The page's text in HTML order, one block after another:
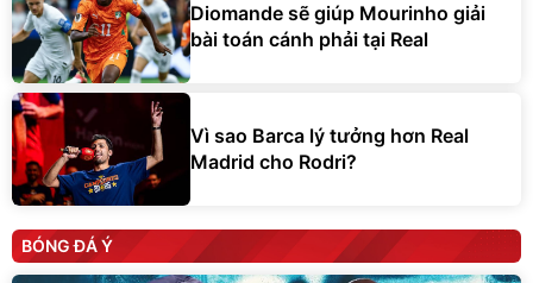
Diomande sẽ giúp Mourinho giải
bài toán cánh phải tại Real
Vì sao Barca lý tưởng hơn Real
Madrid cho Rodri?
BÓNG ĐÁ Ý